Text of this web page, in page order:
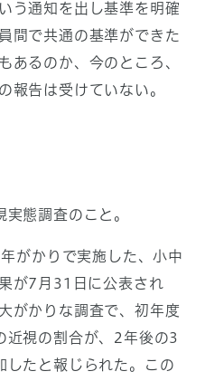
う通知を出し基準を明確
間で共通の基準ができた
あるのか、今のところ、
報告は受けていない。
態調査のこと。
がかりで実施した、小中
が7月31日に公表され
がかりな調査で、初年度
近視の割合が、2年後の3
したと報じられた。この